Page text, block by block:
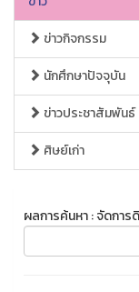
ข่าวกิจกรรม
นักศึกษาปัจจุบัน
ข่าวประชาสัมพันธ์
ศิษย์เก่า
ผลการค้นหา : จัดการ